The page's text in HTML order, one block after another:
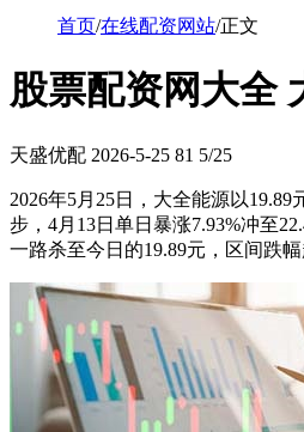
首页/在线配资网站/正文
股票配资网大全
天盛优配 2026-5-25 81 5/25
2026年5月25日，大全能源以
步，4月13日单日暴涨7.93%冲至
一路杀至今日的19.89元，区间跌幅